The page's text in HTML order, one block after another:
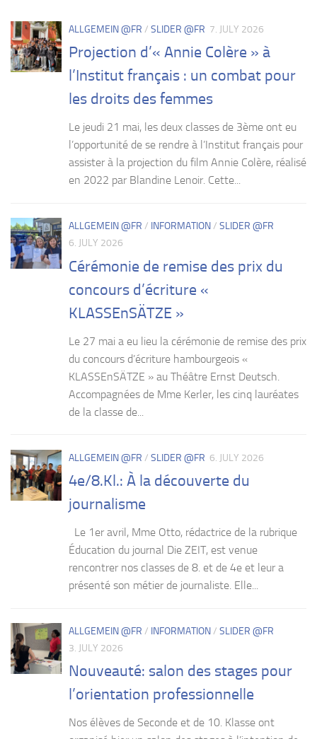
ALLGEMEIN @FR / SLIDER @FR 7. JULY 2026
Projection d’« Annie Colère » à
l’Institut français : un combat pour
les droits des femmes
Le jeudi 21 mai, les deux classes de 3ème ont eu
l’opportunité de se rendre à l’Institut français pour
assister à la projection du film Annie Colère, réalisé
en 2022 par Blandine Lenoir. Cette...
ALLGEMEIN @FR / INFORMATION/ SLIDER @FR
6. JULY 2026
Cérémonie de remise des prix du
concours d’écriture «
KLASSEnSÄTZE »
Le 27 mai a eu lieu la cérémonie de remise des prix
du concours d’écriture hambourgeois «
KLASSEnSÄTZE » au Théâtre Ernst Deutsch.
Accompagnées de Mme Kerler, les cinq lauréates
de la classe de...
ALLGEMEIN @FR / SLIDER @FR 6. JULY 2026
4e/8.Kl.: À la découverte du
journalisme
Le 1er avril, Mme Otto, rédactrice de la rubrique
Éducation du journal Die ZEIT, est venue
rencontrer nos classes de 8. et de 4e et leur a
présenté son métier de journaliste. Elle...
ALLGEMEIN @FR / INFORMATION/ SLIDER @FR
3. JULY 2026
Nouveauté: salon des stages pour
l’orientation professionnelle
Nos élèves de Seconde et de 10. Klasse ont